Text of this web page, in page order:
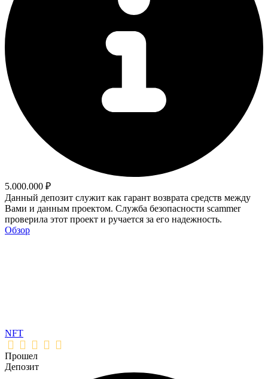
5.000.000 ₽
Данный депозит служит как гарант возврата средств между
Вами и данным проектом. Служба безопасности scammer
проверила этот проект и ручается за его надежность.
Обзор
NFT
Прошел
Депозит